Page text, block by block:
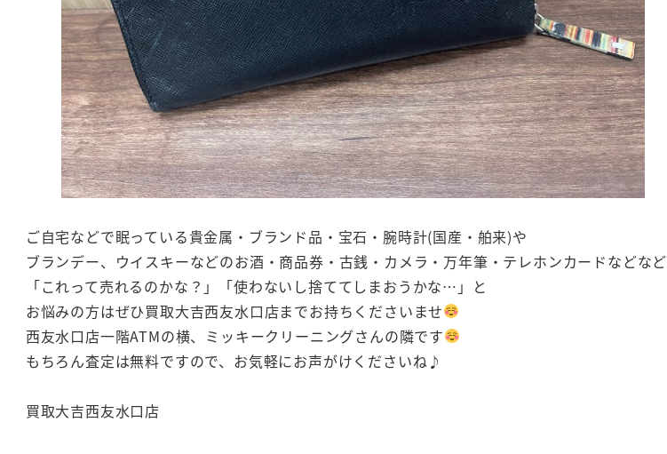
ご自宅などで眠っている貴金属・ブランド品・宝石・腕時計(国産・舶来)や
ブランデー、ウイスキーなどのお酒・商品券・古銭・カメラ・万年筆・テレホンカードなどなど
「これって売れるのかな？」「使わないし捨ててしまおうかな…」と
お悩みの方はぜひ買取大吉西友水口店までお持ちくださいませ
西友水口店一階ATMの横、ミッキークリーニングさんの隣です
もちろん査定は無料ですので、お気軽にお声がけくださいね♪
買取大吉西友水口店